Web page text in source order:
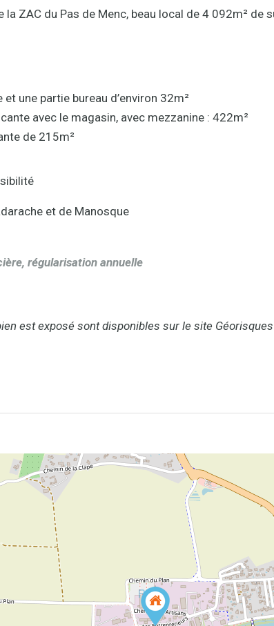
ZAC du Pas de Menc, beau local de 4 092m² de
une partie bureau d’environ 32m²
avec le magasin, avec mezzanine : 422m²
de 215m²
et de Manosque
régularisation annuelle
est exposé sont disponibles sur le site